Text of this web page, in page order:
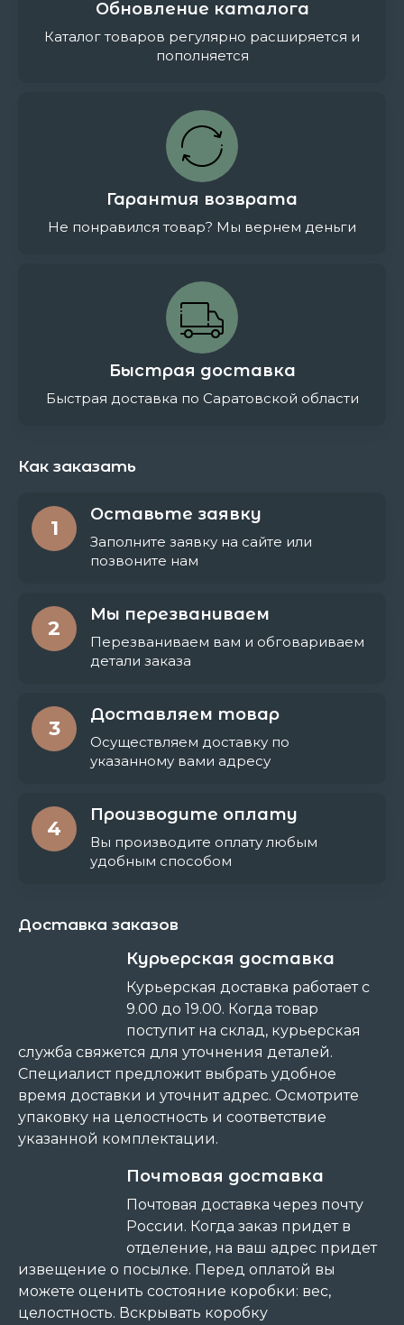
Обновление каталога
Каталог товаров регулярно расширяется и
пополняется
Гарантия возврата
Не понравился товар? Мы вернем деньги
Быстрая доставка
Быстрая доставка по Саратовской области
Как заказать
1
Оставьте заявку
Заполните заявку на сайте или
позвоните нам
2
Мы перезваниваем
Перезваниваем вам и обговариваем
детали заказа
3
Доставляем товар
Осуществляем доставку по
указанному вами адресу
4
Производите оплату
Вы производите оплату любым
удобным способом
Доставка заказов
Курьерская доставка
Курьерская доставка работает с
9.00 до 19.00. Когда товар
поступит на склад, курьерская
служба свяжется для уточнения деталей.
Специалист предложит выбрать удобное
время доставки и уточнит адрес. Осмотрите
упаковку на целостность и соответствие
указанной комплектации.
Почтовая доставка
Почтовая доставка через почту
России. Когда заказ придет в
отделение, на ваш адрес придет
извещение о посылке. Перед оплатой вы
можете оценить состояние коробки: вес,
целостность. Вскрывать коробку